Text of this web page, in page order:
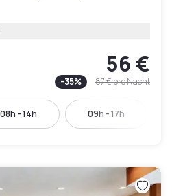
56 €
-35% 87 €pro Nacht
08h - 14h 09h - 17h